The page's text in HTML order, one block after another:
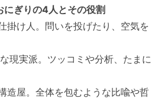
にぎりの4人とその役割
掛け人。問いを投げたり、空気を
現実派。ツッコミや分析、たまに
造屋。全体を包むような比喩や哲